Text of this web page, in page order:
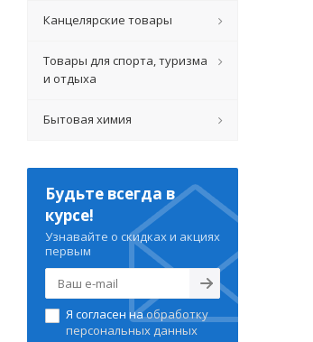
Канцелярские товары
Товары для спорта, туризма
и отдыха
Бытовая химия
Будьте всегда в
курсе!
Узнавайте о скидках и акциях
первым
Я согласен наобработку
персональных данных